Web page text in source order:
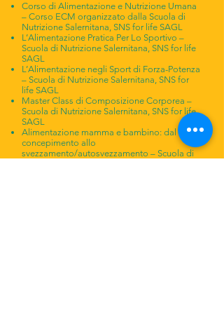
Corso di Alimentazione e Nutrizione Umana
– Corso ECM organizzato dalla Scuola di
Nutrizione Salernitana, SNS for life SAGL
L’Alimentazione Pratica Per Lo Sportivo –
Scuola di Nutrizione Salernitana, SNS for life
SAGL
L’Alimentazione negli Sport di Forza-Potenza
– Scuola di Nutrizione Salernitana, SNS for
life SAGL
Master Class di Composizione Corporea –
Scuola di Nutrizione Salernitana, SNS for life
SAGL
Alimentazione mamma e bambino: dal
concepimento allo
svezzamento/autosvezzamento – Scuola di